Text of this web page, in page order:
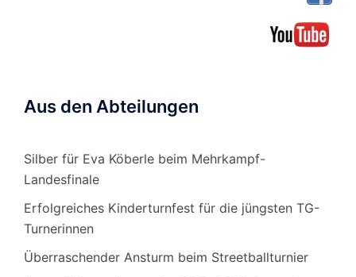
Aus den Abteilungen
Silber für Eva Köberle beim Mehrkampf-
Landesfinale
Erfolgreiches Kinderturnfest für die jüngsten TG-
Turnerinnen
Überraschender Ansturm beim Streetballturnier